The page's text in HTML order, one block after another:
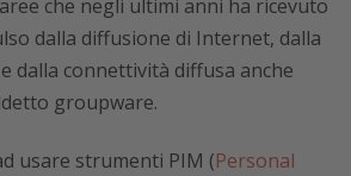
che negli ultimi anni ha ricevuto
dalla diffusione di Internet, dalla
dalla connettività diffusa anche
groupware.
usare strumenti PIM (Personal